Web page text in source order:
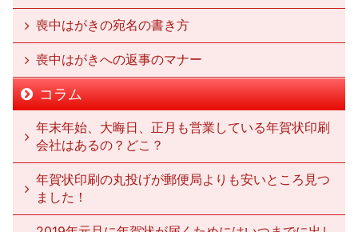
喪中はがきの宛名の書き方
喪中はがきへの返事のマナー
コラム
年末年始、大晦日、正月も営業している年賀状印刷
会社はあるの？どこ？
年賀状印刷の丸投げが郵便局よりも安いところ見つ
ました！